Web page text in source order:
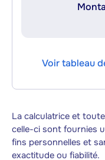
Voir tableau
La calculatrice et
celle-ci sont fournies
fins personnelles et
exactitude ou fiabilité.